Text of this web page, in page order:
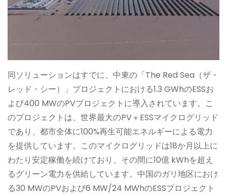
同ソリューションはすでに、中東の「The Red Sea（ザ・
レッド・シー）」プロジェクトにおける1.3 GWhのESSお
よび400 MWのPVプロジェクトに導入されています。こ
のプロジェクトは、世界最大のPV＋ESSマイクログリッド
であり、都市全体に100%再生可能エネルギーによる電力
を提供しています。このマイクログリッドは18か月以上に
わたり安定稼働を続けており、その間に10億 kWhを超え
るグリーン電力を供給しています。中国のガリ地区におけ
る30 MWのPVおよび6 MW/24 MWhのESSプロジェクト